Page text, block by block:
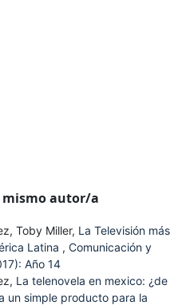
mismo autor/a
Toby Miller, La Televisión más
Latina , Comunicación y
Año 14
La telenovela en mexico: ¿de
un simple producto para la